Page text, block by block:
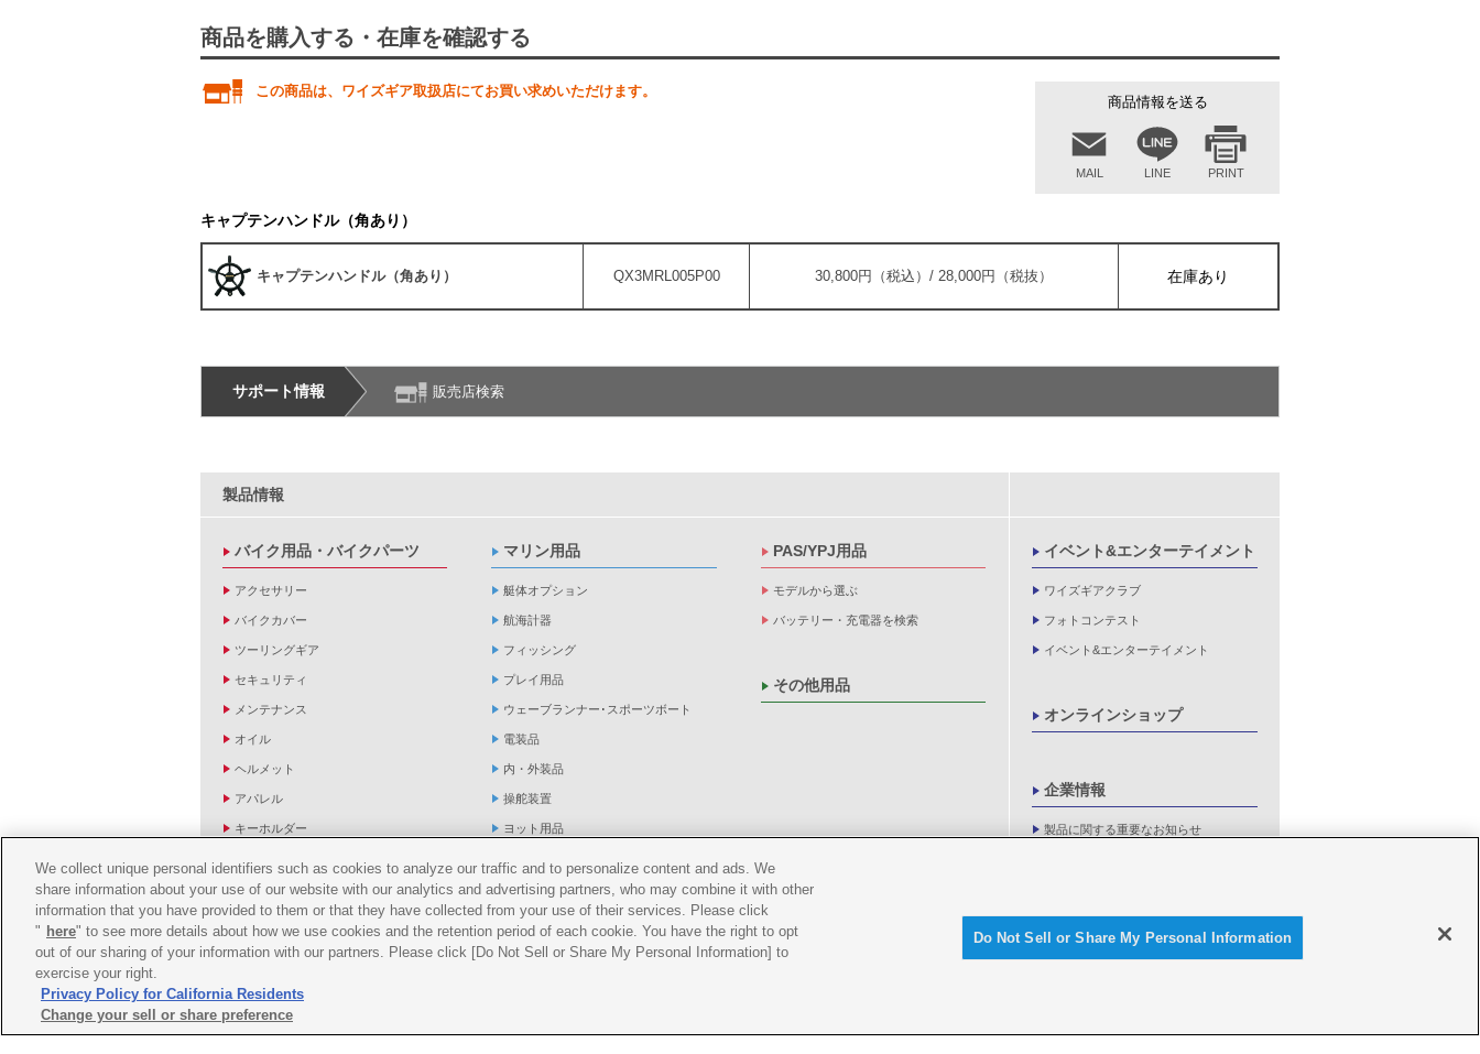
商品を購入する・在庫を確認する
商品情報を送る
MAIL LINE PRINT
この商品は、ワイズギア取扱店にてお買い求めいただけます。
キャプテンハンドル（角あり）
キャプテンハンドル（角あり） QX3MRL005P00 30,800円（税込）/ 28,000円（税抜） 在庫あり
サポート情報 販売店検索
製品情報
バイク用品・バイクパーツ
アクセサリー
バイクカバー
ツーリングギア
セキュリティ
メンテナンス
オイル
ヘルメット
アパレル
キーホルダー
バイク雑貨
YZF R1/R6レーシングキットパーツ
マリン用品
艇体オプション
航海計器
フィッシング
プレイ用品
ウェーブランナー･スポーツボート
電装品
内・外装品
操舵装置
ヨット用品
救命品・検査品
メンテナンス
アパレル
PAS/YPJ用品
モデルから選ぶ
バッテリー・充電器を検索
その他用品
イベント&エンターテイメント
ワイズギアクラブ
フォトコンテスト
イベント&エンターテイメント
オンラインショップ
企業情報
製品に関する重要なお知らせ
We collect unique personal identifiers such as cookies to analyze our traffic and to personalize content and ads. We
share information about your use of our website with our analytics and advertising partners, who may combine it with other
information that you have provided to them or that they have collected from your use of their services. Please click
" here" to see more details about how we use cookies and the retention period of each cookie. You have the right to opt
out of our sharing of your information with our partners. Please click [Do Not Sell or Share My Personal Information] to
exercise your right.
Privacy Policy for California Residents
Change your sell or share preference
Do Not Sell or Share My Personal Information